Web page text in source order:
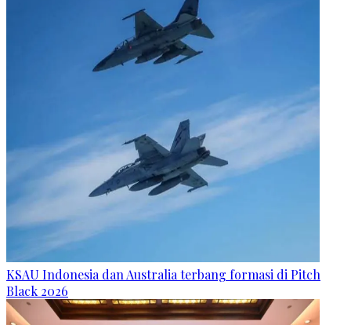
KSAU Indonesia dan Australia terbang formasi di Pitch
Black 2026